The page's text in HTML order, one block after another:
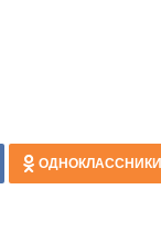
ОДНОКЛАССНИКИ